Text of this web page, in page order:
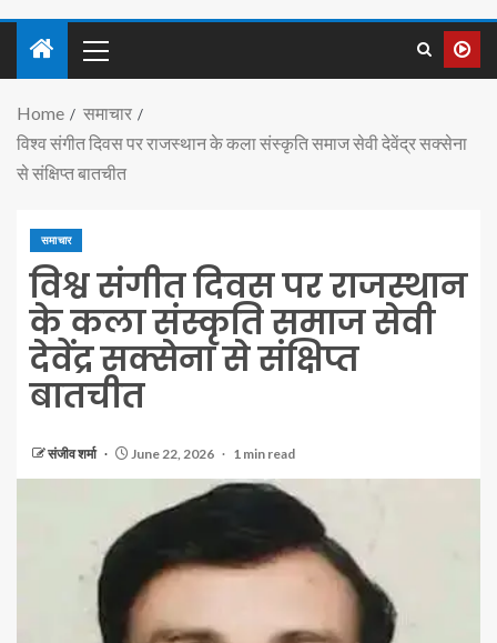
Home
समाचार
विश्व संगीत दिवस पर राजस्थान के कला संस्कृति समाज सेवी देवेंद्र सक्सेना
से संक्षिप्त बातचीत
समाचार
विश्व संगीत दिवस पर राजस्थान
के कला संस्कृति समाज सेवी
देवेंद्र सक्सेना से संक्षिप्त
बातचीत
संजीव शर्मा June 22, 2026 1 min read